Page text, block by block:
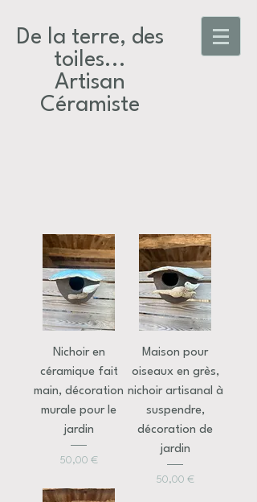
De la terre, des
toiles...​
Artisan
Céramiste
Nichoir en
céramique fait
main, décoration
murale pour le
jardin
Prix
50,00 €
Maison pour
oiseaux en grès,
nichoir artisanal à
suspendre,
décoration de
jardin
Prix
50,00 €